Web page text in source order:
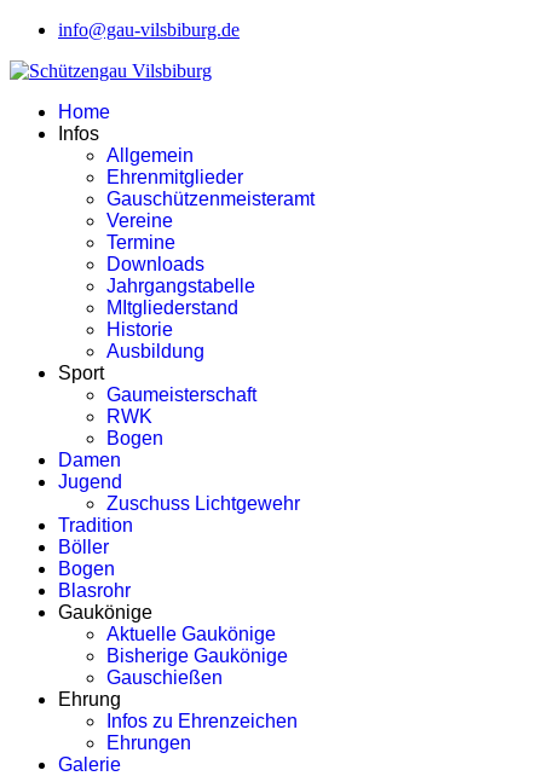
info@gau-vilsbiburg.de
Home
Infos
Allgemein
Ehrenmitglieder
Gauschützenmeisteramt
Vereine
Termine
Downloads
Jahrgangstabelle
MItgliederstand
Historie
Ausbildung
Sport
Gaumeisterschaft
RWK
Bogen
Damen
Jugend
Zuschuss Lichtgewehr
Tradition
Böller
Bogen
Blasrohr
Gaukönige
Aktuelle Gaukönige
Bisherige Gaukönige
Gauschießen
Ehrung
Infos zu Ehrenzeichen
Ehrungen
Galerie